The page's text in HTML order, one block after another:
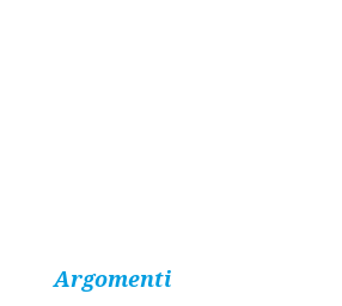
Argomenti